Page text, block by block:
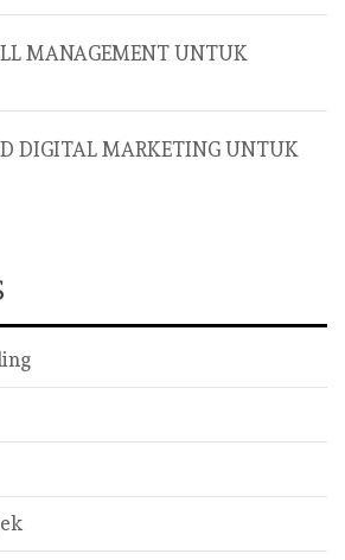
MANAGEMENT UNTUK
DIGITAL MARKETING UNTUK